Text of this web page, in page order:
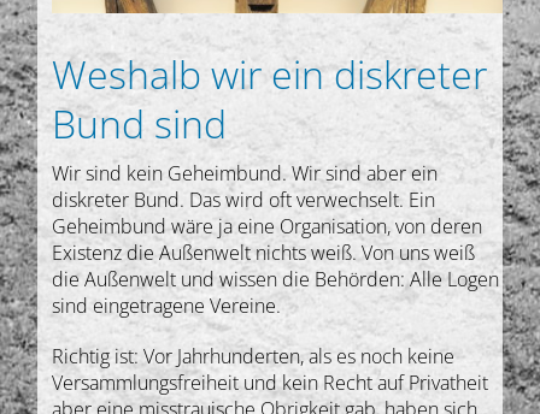
Weshalb wir ein diskreter
Bund sind
Wir sind kein Geheimbund. Wir sind aber ein
diskreter Bund. Das wird oft verwechselt. Ein
Geheimbund wäre ja eine Organisation, von deren
Existenz die Außenwelt nichts weiß. Von uns weiß
die Außenwelt und wissen die Behörden: Alle Logen
sind eingetragene Vereine.
Richtig ist: Vor Jahrhunderten, als es noch keine
Versammlungsfreiheit und kein Recht auf Privatheit